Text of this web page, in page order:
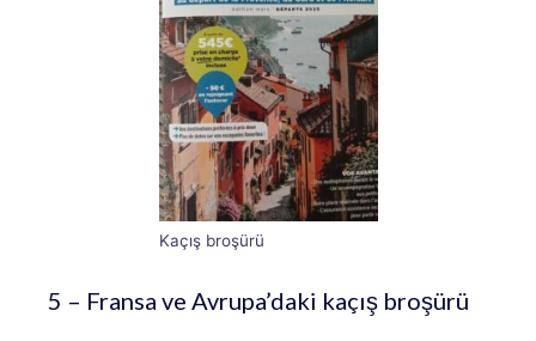
Kaçış broşürü
5 – Fransa ve Avrupa’daki kaçış broşürü